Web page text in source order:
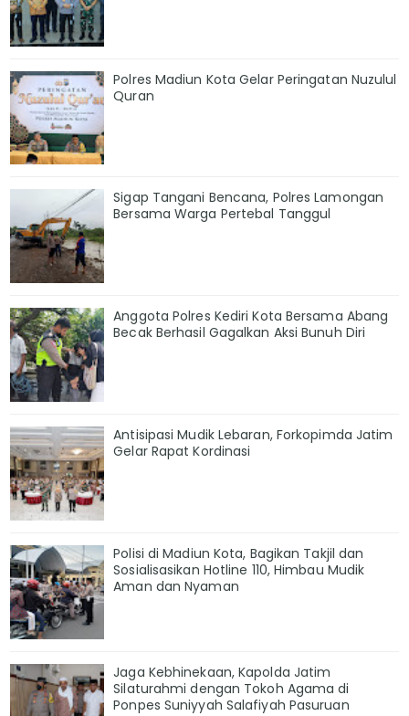
Polres Madiun Kota Gelar Peringatan Nuzulul
Quran
Sigap Tangani Bencana, Polres Lamongan
Bersama Warga Pertebal Tanggul
Anggota Polres Kediri Kota Bersama Abang
Becak Berhasil Gagalkan Aksi Bunuh Diri
Antisipasi Mudik Lebaran, Forkopimda Jatim
Gelar Rapat Kordinasi
Polisi di Madiun Kota, Bagikan Takjil dan
Sosialisasikan Hotline 110, Himbau Mudik
Aman dan Nyaman
Jaga Kebhinekaan, Kapolda Jatim
Silaturahmi dengan Tokoh Agama di
Ponpes Suniyyah Salafiyah Pasuruan